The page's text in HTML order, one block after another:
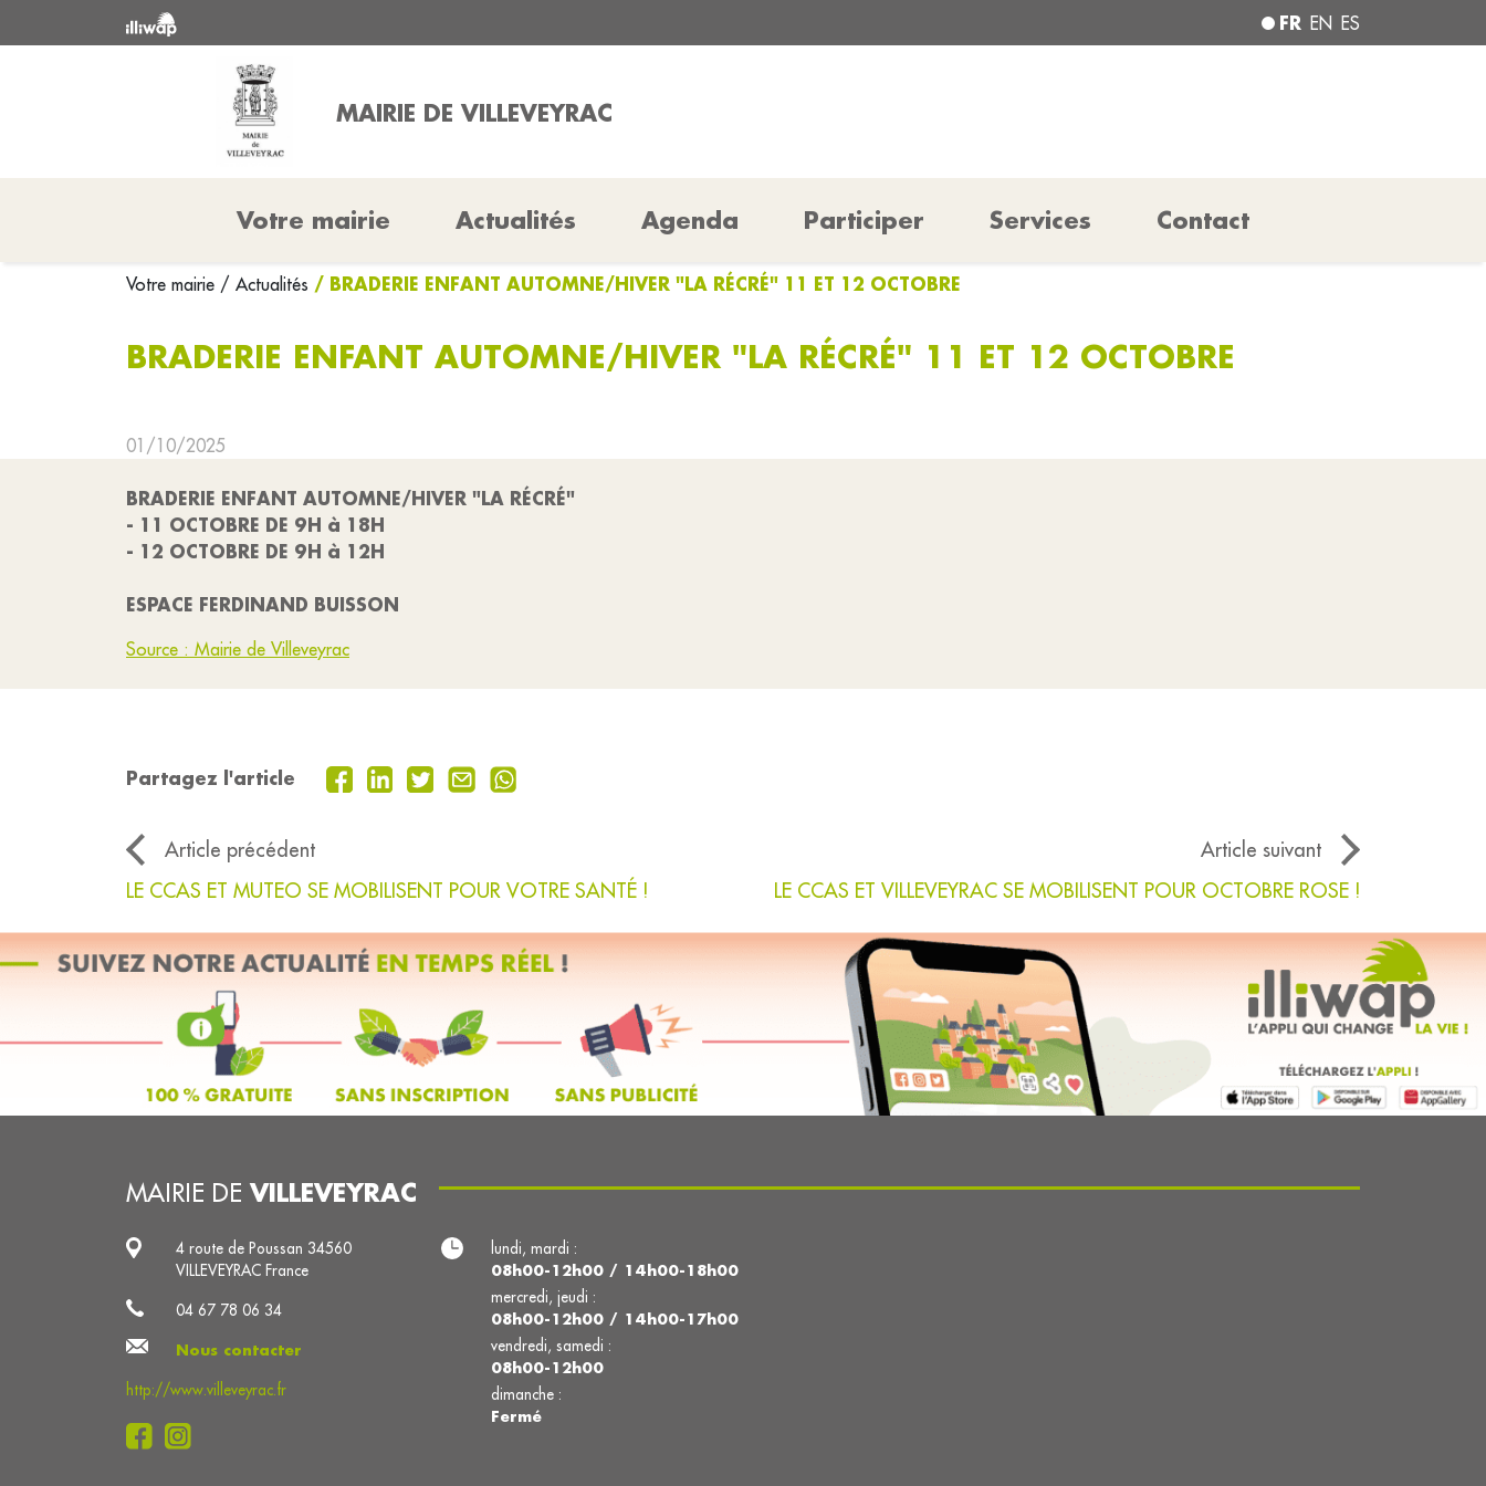
FR EN ES
MAIRIE DE VILLEVEYRAC
Votre mairie Actualités Agenda Participer Services Contact
Votre mairie / Actualités / BRADERIE ENFANT AUTOMNE/HIVER "LA RÉCRÉ" 11 ET 12 OCTOBRE
BRADERIE ENFANT AUTOMNE/HIVER "LA RÉCRÉ" 11 ET 12 OCTOBRE
01/10/2025
BRADERIE ENFANT AUTOMNE/HIVER "LA RÉCRÉ"
- 11 OCTOBRE DE 9H à 18H
- 12 OCTOBRE DE 9H à 12H
ESPACE FERDINAND BUISSON
Source : Mairie de Villeveyrac
Partagez l'article
Article précédent
Article suivant
LE CCAS ET MUTEO SE MOBILISENT POUR VOTRE SANTÉ !
LE CCAS ET VILLEVEYRAC SE MOBILISENT POUR OCTOBRE ROSE !
MAIRIE DE VILLEVEYRAC
4 route de Poussan 34560
VILLEVEYRAC France
04 67 78 06 34
Nous contacter
http://www.villeveyrac.fr
lundi, mardi :
08h00-12h00 / 14h00-18h00
mercredi, jeudi :
08h00-12h00 / 14h00-17h00
vendredi, samedi :
08h00-12h00
dimanche :
Fermé